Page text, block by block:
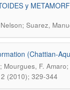
y
Suarez,
(Chattian-
F.
(2010); 329-344